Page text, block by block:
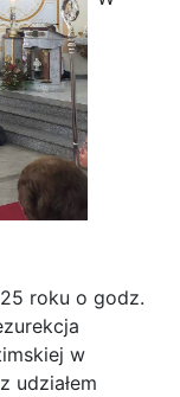
roku o godz.
w
udziałem